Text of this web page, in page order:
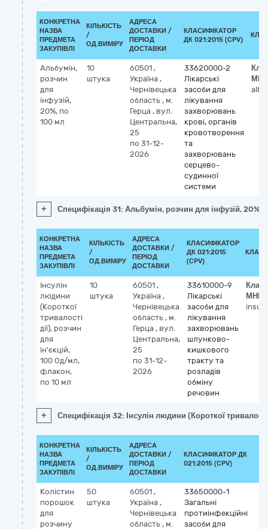
КОНКРЕТНА
НАЗВА
ПРЕДМЕТА
ЗАКУПІВЛІ
КІЛЬКІСТЬ
/
ОД.ВИМІРУ
АДРЕСА
ДОСТАВКИ /
ПЕРІОД
ДОСТАВКИ
КЛАСИФІКАТОР
ДК 021:2015 (CPV)
Альбумін,
розчин
для
інфузій,
20%, по
100 мл
10
штука
60501 ,
Україна ,
Чернівецька
область , м.
Герца , вул.
Центральна,
25
по 31-12-
2026
33620000-2
Лікарські
засоби для
лікування
захворювань
крові, органів
кровотворення
та
захворювань
серцево-
судинної
системи
МНН
+ Специфікація 31: Альбумін, розчин для інфузій, 20%,
КОНКРЕТНА
НАЗВА
ПРЕДМЕТА
ЗАКУПІВЛІ
КІЛЬКІСТЬ
/
ОД.ВИМІРУ
АДРЕСА
ДОСТАВКИ /
ПЕРІОД
ДОСТАВКИ
КЛАСИФІКАТОР
ДК 021:2015
(CPV)
Інсулін
людини
(Короткої
тривалості
дії), розчин
для
ін'єкцій,
100 Од/мл,
флакон,
по 10 мл
10
штука
60501 ,
Україна ,
Чернівецька
область , м.
Герца , вул.
Центральна,
25
по 31-12-
2026
33610000-9
Лікарські
засоби для
лікування
захворювань
шлунково-
кишкового
тракту та
розладів
обміну
речовин
МНН
+ Специфікація 32: Інсулін людини (Короткої
КОНКРЕТНА
НАЗВА
ПРЕДМЕТА
ЗАКУПІВЛІ
КІЛЬКІСТЬ
/
ОД.ВИМІРУ
АДРЕСА
ДОСТАВКИ /
ПЕРІОД
ДОСТАВКИ
КЛАСИФІКАТОР ДК
021:2015 (CPV)
Колістин
порошок
для
розчину
50
штука
60501 ,
Україна ,
Чернівецька
область , м.
33650000-1
Загальні
протиінфекційні
засоби для